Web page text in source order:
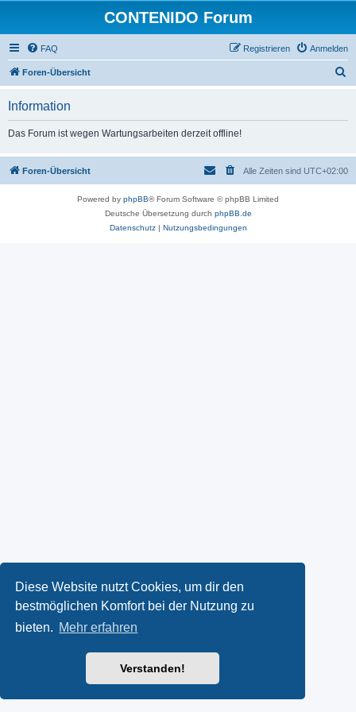
Diese Website nutzt Cookies, um dir den
bestmöglichen Komfort bei der Nutzung zu
bieten. Mehr erfahren
Verstanden!
CONTENIDO Forum
FAQ Anmelden
Registrieren
Foren-Übersicht
Information
Das Forum ist wegen Wartungsarbeiten derzeit offline!
Foren-Übersicht Alle Zeiten sind UTC+02:00
Powered by phpBB® Forum Software © phpBB Limited
Deutsche Übersetzung durch phpBB.de
Datenschutz| Nutzungsbedingungen